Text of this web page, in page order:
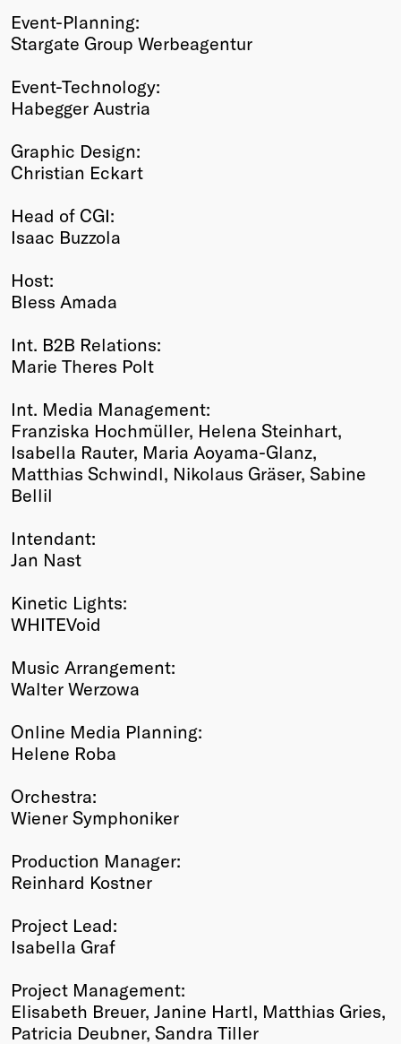
Event-Planning:
Stargate Group Werbeagentur
Event-Technology:
Habegger Austria
Graphic Design:
Christian Eckart
Head of CGI:
Isaac Buzzola
Host:
Bless Amada
Int. B2B Relations:
Marie Theres Polt
Int. Media Management:
Franziska Hochmüller, Helena Steinhart,
Isabella Rauter, Maria Aoyama-Glanz,
Matthias Schwindl, Nikolaus Gräser, Sabine
Bellil
Intendant:
Jan Nast
Kinetic Lights:
WHITEVoid
Music Arrangement:
Walter Werzowa
Online Media Planning:
Helene Roba
Orchestra:
Wiener Symphoniker
Production Manager:
Reinhard Kostner
Project Lead:
Isabella Graf
Project Management:
Elisabeth Breuer, Janine Hartl, Matthias Gries,
Patricia Deubner, Sandra Tiller